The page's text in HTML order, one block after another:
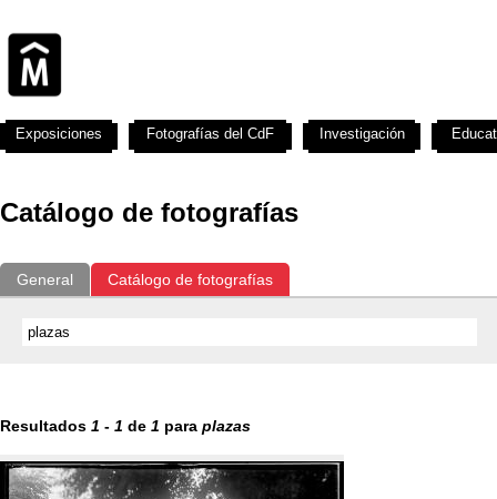
Catálogo de fotografías
General Catálogo de fotografías
Resultados 1 - 1 de 1 para plazas
Exposiciones Fotografías del CdF Investigación